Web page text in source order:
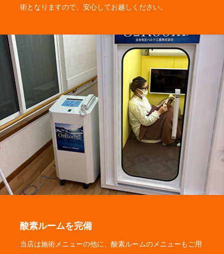
術となりますので、安心してお越しください。
酸素ルームを完備
当店は施術メニューの他に、酸素ルームのメニューもご用